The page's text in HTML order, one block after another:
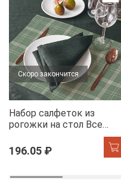
Скоро закончится
Набор салфеток из
рогожки на стол Все
ДОМА/Vse DOMA 60165-
1 Камилла
196.05 ₽